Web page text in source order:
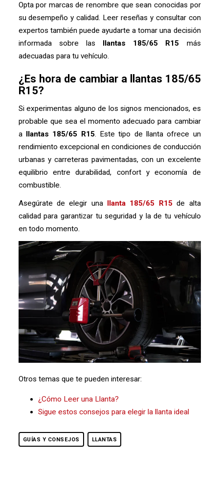
Opta por marcas de renombre que sean conocidas por
su desempeño y calidad. Leer reseñas y consultar con
expertos también puede ayudarte a tomar una decisión
informada sobre las llantas 185/65 R15 más
adecuadas para tu vehículo.
¿Es hora de cambiar a llantas 185/65
R15?
Si experimentas alguno de los signos mencionados, es
probable que sea el momento adecuado para cambiar
a llantas 185/65 R15. Este tipo de llanta ofrece un
rendimiento excepcional en condiciones de conducción
urbanas y carreteras pavimentadas, con un excelente
equilibrio entre durabilidad, confort y economía de
combustible.
Asegúrate de elegir una llanta 185/65 R15de alta
calidad para garantizar tu seguridad y la de tu vehículo
en todo momento.
Otros temas que te pueden interesar:
¿Cómo Leer una Llanta?
Sigue estos consejos para elegir la llanta ideal
GUÍAS Y CONSEJOS LLANTAS